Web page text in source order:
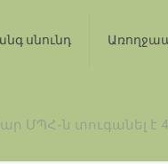
սնունդ
ՄՊՀ-ն տուգանել է 4